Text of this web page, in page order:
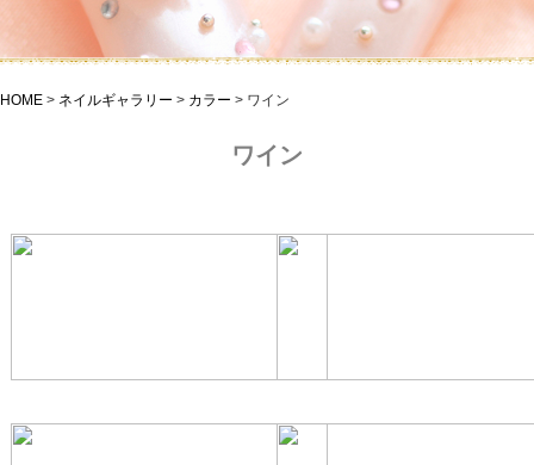
HOME > ネイルギャラリー > カラー > ワイン
ワイン